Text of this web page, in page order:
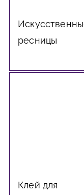
ресницы
Клей для